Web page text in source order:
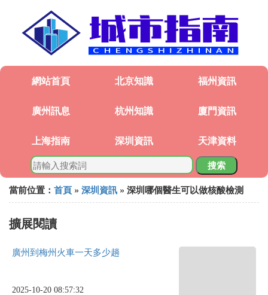
網站首頁 北京知識 福州資訊
廣州訊息 杭州知識 廈門資訊
上海指南 深圳資訊 天津資料
搜索
當前位置： 首頁 » 深圳資訊 » 深圳哪個醫生可以做核酸檢測
擴展閱讀
廣州到梅州火車一天多少趟
2025-10-20 08:57:32